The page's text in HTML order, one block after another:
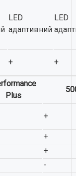
LED
адаптивний
LED
+ +
Plus
+
+
+
-